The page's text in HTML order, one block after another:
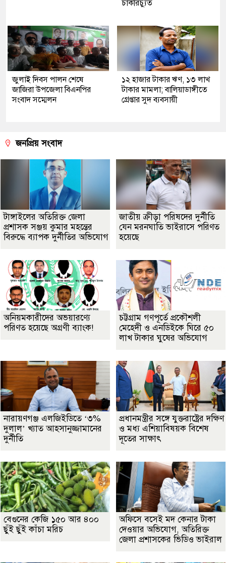
চাকরিচ্যুত
জুলাই দিবস পালন শেষে
জাজিরা উপজেলা বিএনপির
সংবাদ সম্মেলন
১২ হাজার টাকার ঋণ, ১৩ লাখ
টাকার মামলা; বালিয়াডাঙ্গীতে
গ্রেপ্তার সুদ ব্যবসায়ী
জনপ্রিয় সংবাদ
টাঙ্গাইলের অতিরিক্ত জেলা
প্রশাসক সঞ্জয় কুমার মহন্তের
বিরুদ্ধে ব্যাপক দুর্নীতির অভিযোগ
জাতীয় ক্রীড়া পরিষদের দুর্নীতি
যেন মরনঘাতি ভাইরাসে পরিণত
হয়েছে
অনিয়মকারীদের অভয়ারণ্যে
পরিণত হয়েছে অগ্রণী ব্যাংক!
চট্টগ্রাম গণপূর্তে প্রকৌশলী
মেহেদী ও এনডিইকে ঘিরে ৫০
লাখ টাকার ঘুষের অভিযোগ
নারায়ণগঞ্জ এলজিইডিতে ‘৩%
দুলাল’ খ্যাত আহসানুজ্জামানের
দুর্নীতি
প্রধানমন্ত্রীর সঙ্গে যুক্তরাষ্ট্রের দক্ষিণ
ও মধ্য এশিয়াবিষয়ক বিশেষ
দূতের সাক্ষাৎ
বেগুনের কেজি ১৫০ আর ৪০০
ছুঁই ছুঁই কাঁচা মরিচ
অফিসে বসেই মদ কেনার টাকা
দেওয়ার অভিযোগ, অতিরিক্ত
জেলা প্রশাসকের ভিডিও ভাইরাল